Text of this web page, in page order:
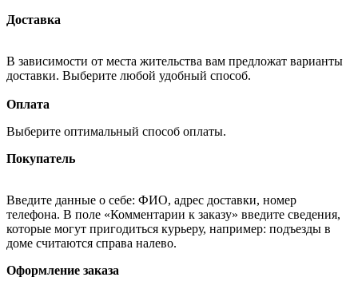
Доставка
В зависимости от места жительства вам предложат варианты
доставки. Выберите любой удобный способ.
Оплата
Выберите оптимальный способ оплаты.
Покупатель
Введите данные о себе: ФИО, адрес доставки, номер
телефона. В поле «Комментарии к заказу» введите сведения,
которые могут пригодиться курьеру, например: подъезды в
доме считаются справа налево.
Оформление заказа